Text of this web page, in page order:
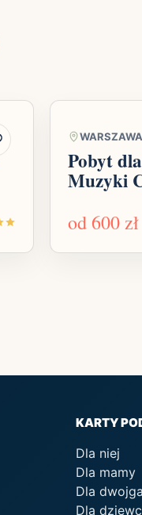
WARSZAWA
Pobyt
Muzyki
od600 zł
KARTY
Dla niej
Dla mamy
Dla dwojga
Dla